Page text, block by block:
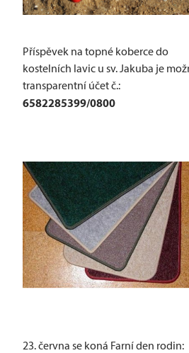
Příspěvek na topné koberce do
kostelních lavic u sv. Jakuba je
transparentní účet č.:
6582285399/0800
23. června se koná Farní den rodin: